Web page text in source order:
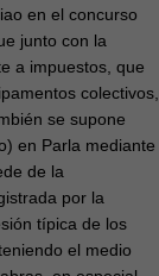
en el concurso
junto con la
a impuestos, que
colectivos,
se supone
en Parla mediante
de la
por la
típica de los
el medio